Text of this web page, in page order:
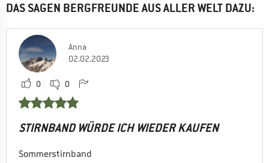
DAS SAGEN BERGFREUNDE AUS ALLER WELT DAZU:
Anna
02.02.2023
0 0
STIRNBAND WÜRDE ICH WIEDER KAUFEN
Sommerstirnband